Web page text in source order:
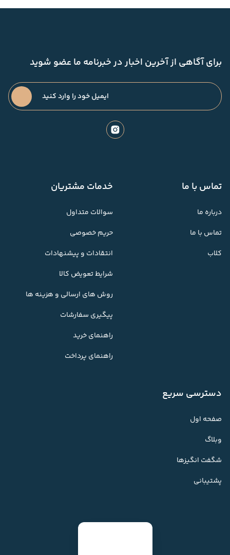
برای آگاهی از آخرین اخبار در خبرنامه ما عضو شوید
تماس با ما
درباره ما
تماس با ما
کلاب
خدمات مشتریان
سوالات متداول
حریم خصوصی
انتقادات و پیشنهادات
شرایط تعویض کالا
روش های ارسالی و هزینه ها
پیگیری سفارشات
راهنمای خرید
راهنمای پرداخت
دسترسی سریع
صفحه اول
وبلاگ
شگفت انگیزها
پشتیبانی